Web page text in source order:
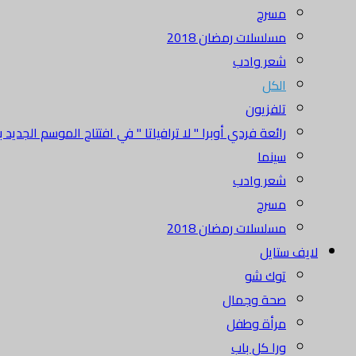
مسرح
مسلسلات رمضان 2018
شعر وادب
الكل
تلفزيون
رائعة فردي أوبرا " لا ترافياتا " في افتتاح الموسم الجديد
سينما
شعر وادب
مسرح
مسلسلات رمضان 2018
لايف ستايل
توك شو
صحة وجمال
مرأة وطفل
ورا كل باب